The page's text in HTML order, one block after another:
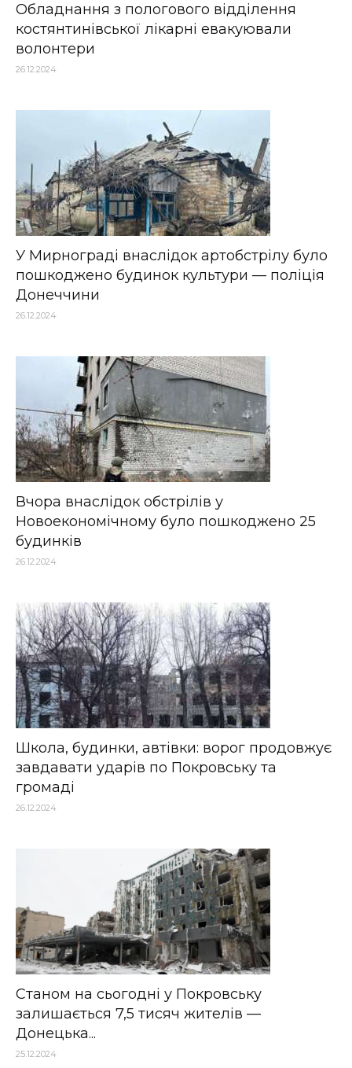
Обладнання з пологового відділення
костянтинівської лікарні евакуювали
волонтери
26.12.2024
У Мирнограді внаслідок артобстрілу було
пошкоджено будинок культури — поліція
Донеччини
26.12.2024
Вчора внаслідок обстрілів у
Новоекономічному було пошкоджено 25
будинків
26.12.2024
Школа, будинки, автівки: ворог продовжує
завдавати ударів по Покровську та
громаді
26.12.2024
Станом на сьогодні у Покровську
залишається 7,5 тисяч жителів —
Донецька...
25.12.2024